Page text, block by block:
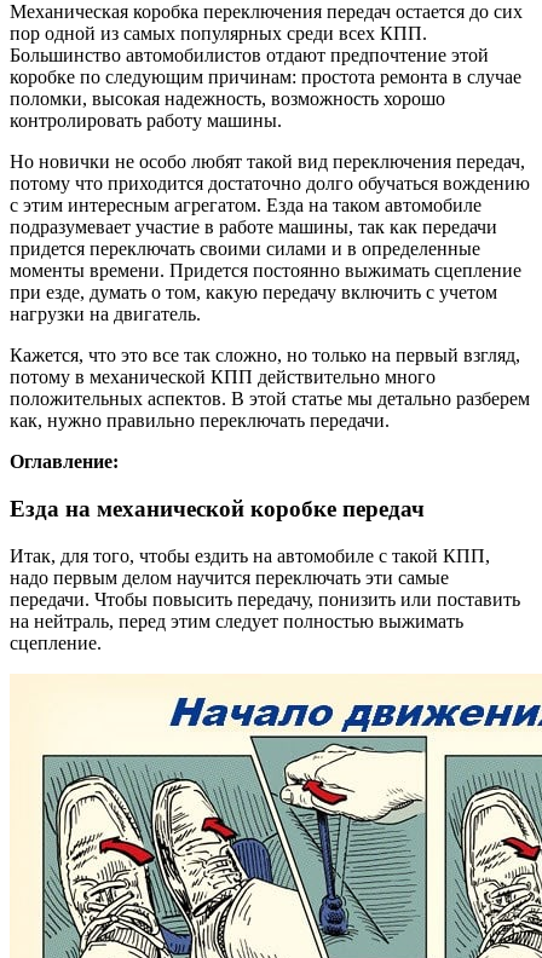
Механическая коробка переключения передач остается до сих
пор одной из самых популярных среди всех КПП.
Большинство автомобилистов отдают предпочтение этой
коробке по следующим причинам: простота ремонта в случае
поломки, высокая надежность, возможность хорошо
контролировать работу машины.
Но новички не особо любят такой вид переключения передач,
потому что приходится достаточно долго обучаться вождению
с этим интересным агрегатом. Езда на таком автомобиле
подразумевает участие в работе машины, так как передачи
придется переключать своими силами и в определенные
моменты времени. Придется постоянно выжимать сцепление
при езде, думать о том, какую передачу включить с учетом
нагрузки на двигатель.
Кажется, что это все так сложно, но только на первый взгляд,
потому в механической КПП действительно много
положительных аспектов. В этой статье мы детально разберем
как, нужно правильно переключать передачи.
Оглавление:
Езда на механической коробке передач
Итак, для того, чтобы ездить на автомобиле с такой КПП,
надо первым делом научится переключать эти самые
передачи. Чтобы повысить передачу, понизить или поставить
на нейтраль, перед этим следует полностью выжимать
сцепление.